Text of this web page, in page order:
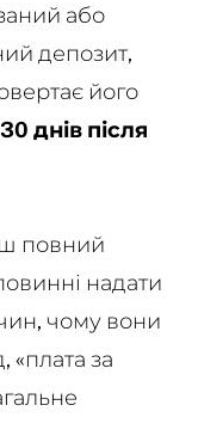
або
депозит,
його
днів після
повний
надати
чому вони
«плата за